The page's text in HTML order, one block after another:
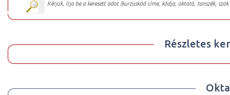
Kérjük, írja be a keresett adat (kurzuskód címe, kódja, oktató, tanszék,
Részletes